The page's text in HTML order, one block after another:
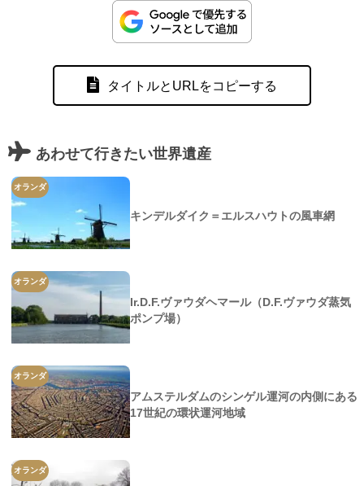
タイトルとURLをコピーする
あわせて行きたい世界遺産
オランダ
キンデルダイク＝エルスハウトの風車網
オランダ
Ir.D.F.ヴァウダヘマール（D.F.ヴァウダ蒸気
ポンプ場）
オランダ
アムステルダムのシンゲル運河の内側にある
17世紀の環状運河地域
オランダ